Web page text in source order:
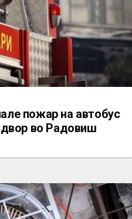
пожар на автобус
во Радовиш